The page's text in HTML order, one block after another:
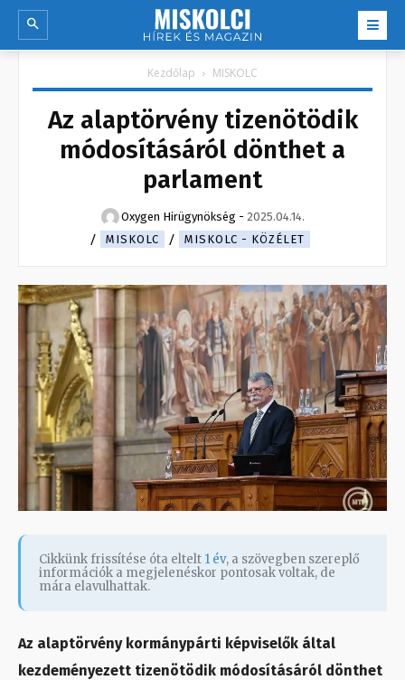
Kezdőlap MISKOLC
Az alaptörvény tizenötödik
módosításáról dönthet a
parlament
Oxygen Hirügynökség - 2025.04.14.
MISKOLC
MISKOLC - KÖZÉLET
Cikkünk frissítése óta eltelt 1 év, a szövegben szereplő
információk a megjelenéskor pontosak voltak, de
mára elavulhattak.
Az alaptörvény kormánypárti képviselők által
kezdeményezett tizenötödik módosításáról dönthet